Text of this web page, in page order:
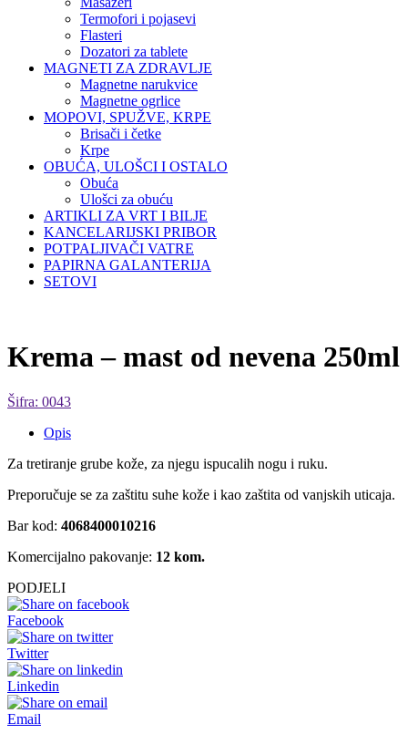
Termofori i pojasevi
Flasteri
Dozatori za tablete
MAGNETI ZA ZDRAVLJE
Magnetne narukvice
Magnetne ogrlice
MOPOVI, SPUŽVE, KRPE
Brisači i četke
Krpe
OBUĆA, ULOŠCI I OSTALO
Obuća
Ulošci za obuću
ARTIKLI ZA VRT I BILJE
KANCELARIJSKI PRIBOR
POTPALJIVAČI VATRE
PAPIRNA GALANTERIJA
SETOVI
Krema – mast od nevena 250ml
Šifra: 0043
Opis
Za tretiranje grube kože, za njegu ispucalih nogu i ruku.
Preporučuje se za zaštitu suhe kože i kao zaštita od vanjskih uticaja.
Bar kod: 4068400010216
Komercijalno pakovanje: 12 kom.
PODJELI
Facebook
Twitter
Linkedin
Email